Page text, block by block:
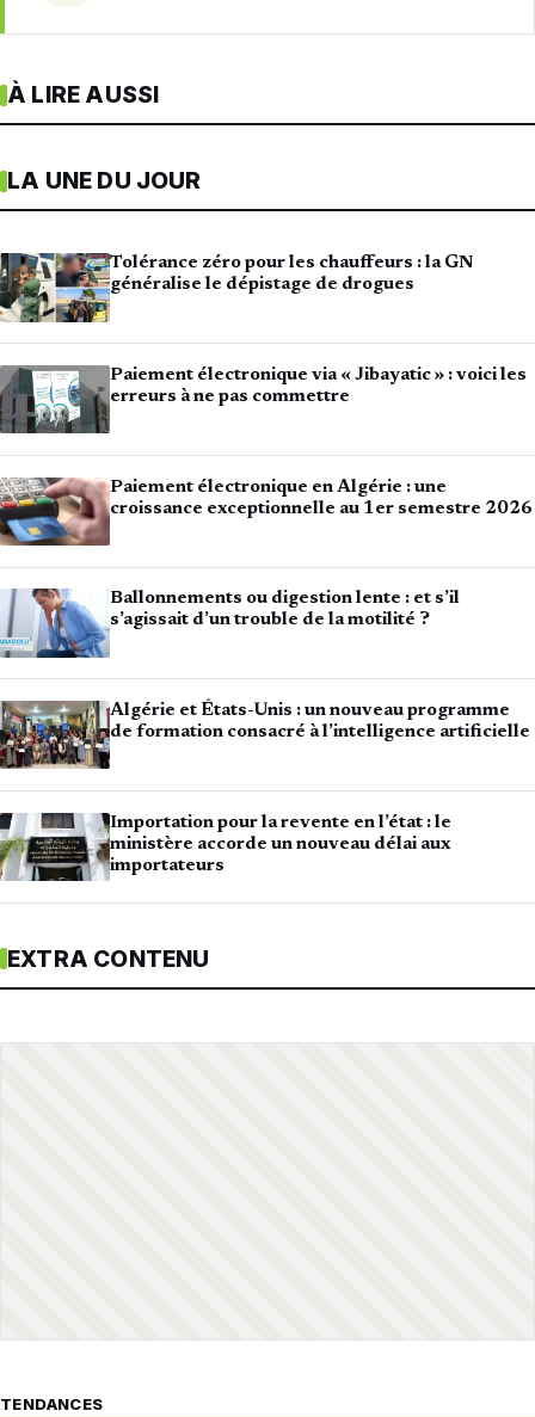
À LIRE AUSSI
LA UNE DU JOUR
Tolérance zéro pour les chauffeurs : la GN
généralise le dépistage de drogues
Paiement électronique via « Jibayatic » : voici les
erreurs à ne pas commettre
Paiement électronique en Algérie : une
croissance exceptionnelle au 1er semestre 2026
Ballonnements ou digestion lente : et s’il
s’agissait d’un trouble de la motilité ?
Algérie et États-Unis : un nouveau programme
de formation consacré à l’intelligence artificielle
Importation pour la revente en l’état : le
ministère accorde un nouveau délai aux
importateurs
EXTRA CONTENU
TENDANCES